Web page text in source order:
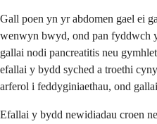
Gall poen yn yr abdomen gael ei
wenwyn bwyd, ond pan fyddwch
gallai nodi pancreatitis neu
efallai y bydd syched a troethi
arferol i feddyginiaethau, ond
Efallai y bydd newidiadau croen